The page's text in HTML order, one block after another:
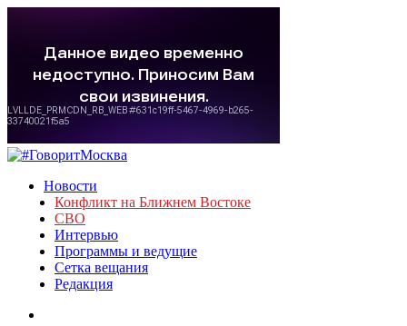
Новости
Конфликт на Ближнем Востоке
СВО
Интервью
Программы и ведущие
Сетка вещания
Редакция